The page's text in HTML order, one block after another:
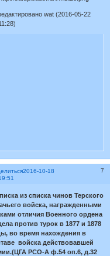
wat (2016-05-22
7
2016-10-18
из списка чинов Терского
войска, награжденными
отличия Военного ордена
против турок в 1877 и 1878
во время нахождения в
войска действовавшей
РСО-А ф.54 оп.6, д.32